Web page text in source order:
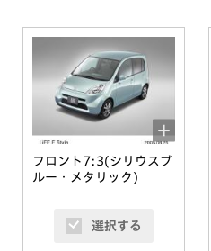
フロント7:3(シリウスブ
ルー・メタリック)
選択する